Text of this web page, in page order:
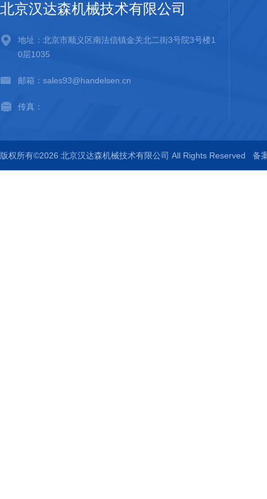
北京汉达森机械技术有限公司
地址：北京市顺义区南法信镇金关北二街3号院3号楼1
0层1035
邮箱：sales93@handelsen.cn
传真：
版权所有©2026 北京汉达森机械技术有限公司 All Rights Reserved 备